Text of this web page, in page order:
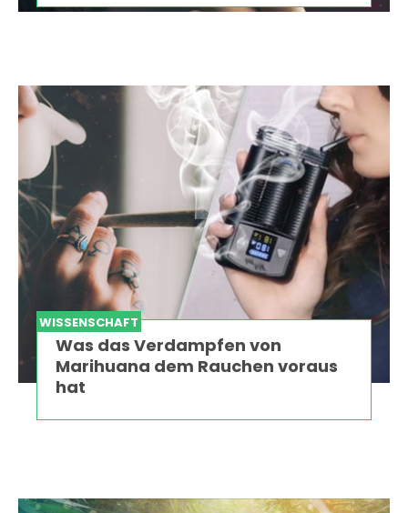
WISSENSCHAFT
Was das Verdampfen von
Marihuana dem Rauchen voraus
hat